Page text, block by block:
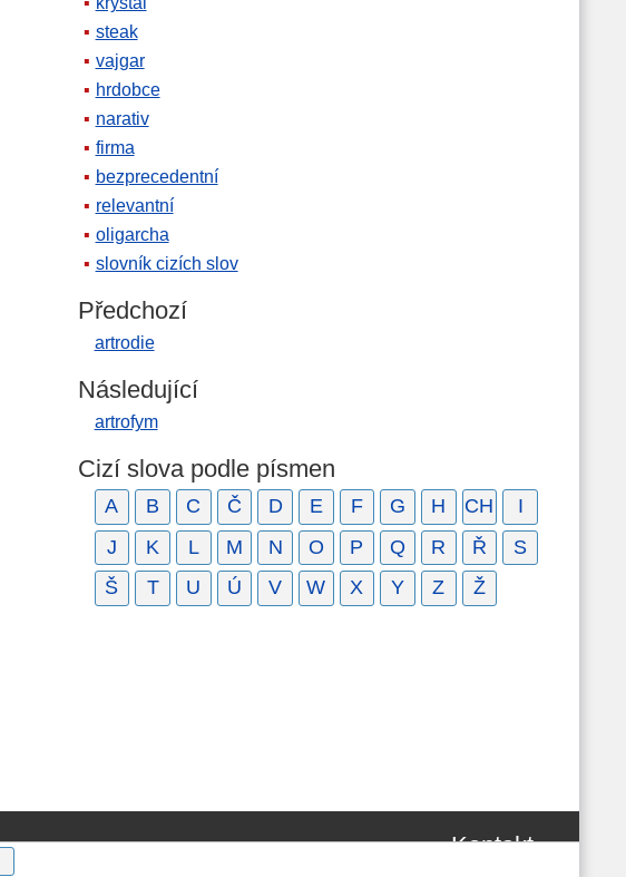
steak
vajgar
hrdobce
narativ
firma
bezprecedentní
relevantní
oligarcha
slovník cizích slov
Předchozí
artrodie
Následující
artrofym
Cizí slova podle písmen
A B C Č D E F G H CH
I
J
K L M N O P Q R Ř
S
Š
T U Ú V W X Y Z Ž
Kontakt